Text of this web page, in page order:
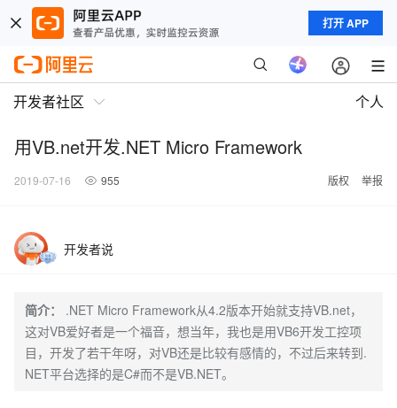
打开 APP
开发者社区 个人
用VB.net开发.NET Micro Framework
2019-07-16 955 版权 举报
开发者说
简介：
.NET Micro Framework从4.2版本开始就支持VB.net，
这对VB爱好者是一个福音，想当年，我也是用VB6开发工控项
目，开发了若干年呀，对VB还是比较有感情的，不过后来转到.
NET平台选择的是C#而不是VB.NET。